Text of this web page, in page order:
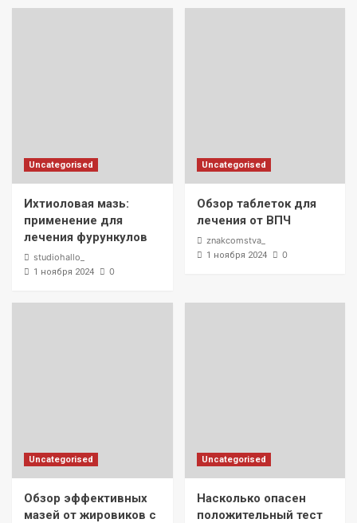
Uncategorised
Ихтиоловая мазь:
применение для
лечения фурункулов
studiohallo_
1 ноября 2024 0
Uncategorised
Обзор таблеток для
лечения от ВПЧ
znakcomstva_
1 ноября 2024 0
Uncategorised
Обзор эффективных
мазей от жировиков с
Uncategorised
Насколько опасен
положительный тест